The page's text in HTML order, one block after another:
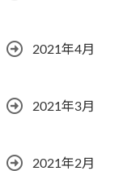
2021年4月
2021年3月
2021年2月